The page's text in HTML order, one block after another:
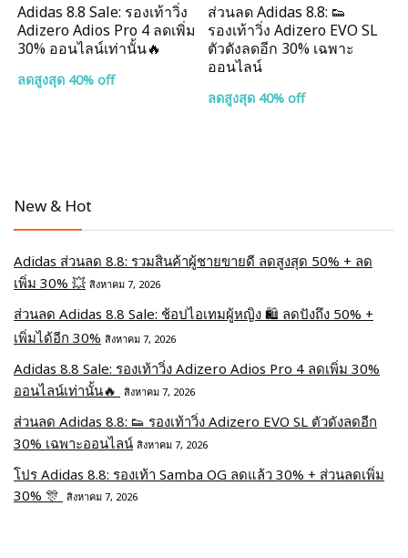
Adidas 8.8 Sale: รองเท้าวิ่ง
Adizero Adios Pro 4 ลดเพิ่ม
30% ออนไลน์เท่านั้น🔥
ลดสูงสุด 40% off
ส่วนลด Adidas 8.8: 👟
รองเท้าวิ่ง Adizero EVO SL
ตัวดังลดอีก 30% เฉพาะ
ออนไลน์
ลดสูงสุด 40% off
New & Hot
Adidas ส่วนลด 8.8: รวมสินค้าผู้ชายขายดี ลดสูงสุด 50% + ลด
เพิ่ม 30% 💥 สิงหาคม 7, 2026
ส่วนลด Adidas 8.8 Sale: ช้อปไอเทมผู้หญิง 🛍️ ลดปังถึง 50% +
เพิ่มได้อีก 30% สิงหาคม 7, 2026
Adidas 8.8 Sale: รองเท้าวิ่ง Adizero Adios Pro 4 ลดเพิ่ม 30%
ออนไลน์เท่านั้น🔥
สิงหาคม 7, 2026
ส่วนลด Adidas 8.8: 👟 รองเท้าวิ่ง Adizero EVO SL ตัวดังลดอีก
30% เฉพาะออนไลน์ สิงหาคม 7, 2026
โปร Adidas 8.8: รองเท้า Samba OG ลดแล้ว 30% + ส่วนลดเพิ่ม
30% 🎊 สิงหาคม 7, 2026